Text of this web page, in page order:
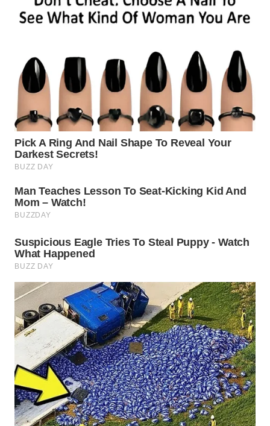
SERDANG
TINGGI
WN
PAKPAK
WN
KARAWANG
BEKASI
BOGOR
DEPOK
WN
TAPANULI
UTARA
WN
SAMOSIR
WN